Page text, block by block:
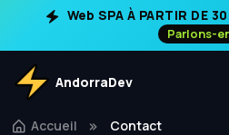
Web SPA À PARTIR DE
Parlons-
AndorraDev
Accueil Contact